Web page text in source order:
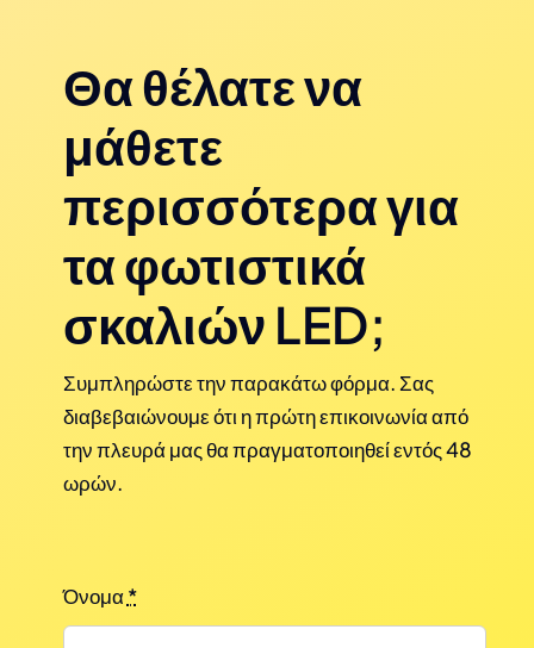
Θα θέλατε να
μάθετε
περισσότερα για
τα φωτιστικά
σκαλιών LED;
Συμπληρώστε την παρακάτω φόρμα. Σας
διαβεβαιώνουμε ότι η πρώτη επικοινωνία από
την πλευρά μας θα πραγματοποιηθεί εντός 48
ωρών.
Όνομα*